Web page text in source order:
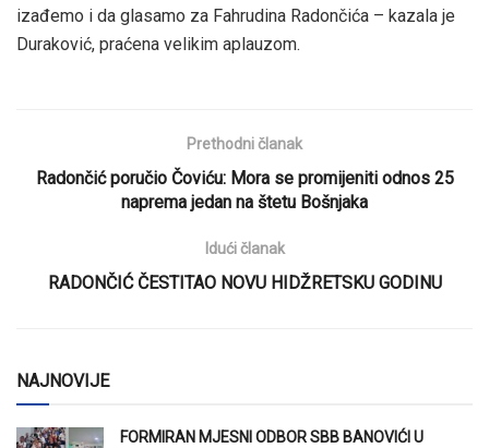
izađemo i da glasamo za Fahrudina Radončića – kazala je
Duraković, praćena velikim aplauzom.
Prethodni članak
Radončić poručio Čoviću: Mora se promijeniti odnos 25
naprema jedan na štetu Bošnjaka
Idući članak
RADONČIĆ ČESTITAO NOVU HIDŽRETSKU GODINU
NAJNOVIJE
FORMIRAN MJESNI ODBOR SBB BANOVIĆI U